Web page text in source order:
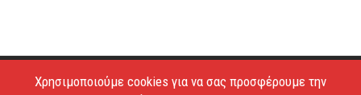
Copyright © 2026 - Estiatoria. All Rights Reserved.
Χρησιμοποιούμε cookies για να σας προσφέρουμε την